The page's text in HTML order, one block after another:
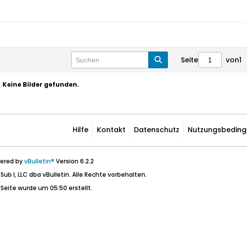
Seite von1
Keine Bilder gefunden.
Hilfe Kontakt Datenschutz
byvBulletin® Version 6.2.2
I, LLC dba vBulletin. Alle Rechte vorbehalten.
wurde um 05:50 erstellt.